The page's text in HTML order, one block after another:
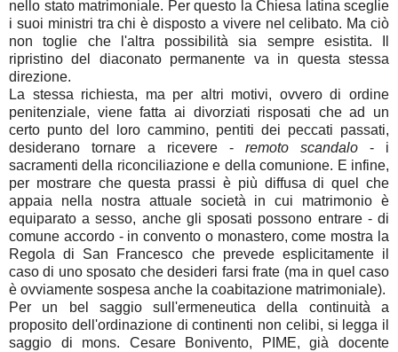
nello stato matrimoniale. Per questo la Chiesa latina sceglie
i suoi ministri tra chi è disposto a vivere nel celibato. Ma ciò
non toglie che l'altra possibilità sia sempre esistita. Il
ripristino del diaconato permanente va in questa stessa
direzione.
La stessa richiesta, ma per altri motivi, ovvero di ordine
penitenziale, viene fatta ai divorziati risposati che ad un
certo punto del loro cammino, pentiti dei peccati passati,
desiderano tornare a ricevere - remoto scandalo - i
sacramenti della riconciliazione e della comunione. E infine,
per mostrare che questa prassi è più diffusa di quel che
appaia nella nostra attuale società in cui matrimonio è
equiparato a sesso, anche gli sposati possono entrare - di
comune accordo - in convento o monastero, come mostra la
Regola di San Francesco che prevede esplicitamente il
caso di uno sposato che desideri farsi frate (ma in quel caso
è ovviamente sospesa anche la coabitazione matrimoniale).
Per un bel saggio sull'ermeneutica della continuità a
proposito dell'ordinazione di continenti non celibi, si legga il
saggio di mons. Cesare Bonivento, PIME, già docente